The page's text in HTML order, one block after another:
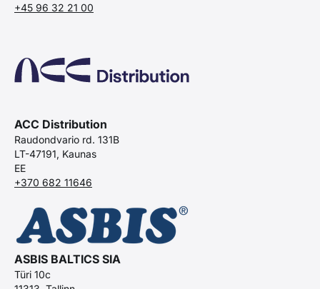
+45 96 32 21 00
ACC Distribution
Raudondvario rd. 131B
LT-47191, Kaunas
EE
+370 682 11646
ASBIS BALTICS SIA
Türi 10c